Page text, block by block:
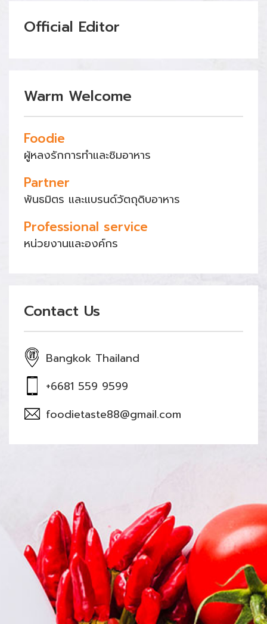
Official Editor
Warm Welcome
Foodie
ผู้หลงรักการทำและชิมอาหาร
Partner
พันธมิตร และแบรนด์วัตถุดิบอาหาร
Professional service
หน่วยงานและองค์กร
Contact Us
Bangkok Thailand
+6681 559 9599
foodietaste88@gmail.com